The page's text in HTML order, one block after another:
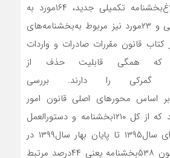
۱۹۱مورد به دلیل ابلاغ‌بخشنامه تکمیلی جدید، ۱۶۴‌مورد به
دلیل اتمام دوره زمانی و ۲۳‌مورد نیز مربوط به‌بخشنامه‌‌‌‌‌های
کتاب قانون مقررات صادرات و واردات
که همگی قابلیت حذف از
گمرکی را دارند. بررسی
اساس محورهای اصلی قانون امور
گمرکی نشان می‌دهد که از کل ۱۲۱۰بخشنامه و دستورالعمل
ابلاغی گمرک از ابتدای سال‌۱۳۹۵ تا پایان بهار سال‌۱۳۹۹ در
مجموع مفاد و مضمون ۵۳۸بخشنامه یعنی ۴۴‌درصد مرتبط